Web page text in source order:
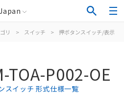
リ > スイッチ > 押ボタンスイッチ/表示灯
TOA-P002-OE
スイッチ 形式仕様一覧